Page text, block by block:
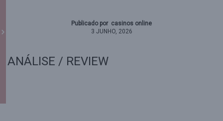
Publicado por casinos online
3 JUNHO, 2026
ANÁLISE / REVIEW